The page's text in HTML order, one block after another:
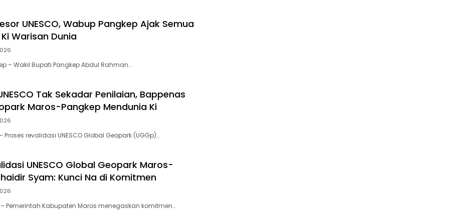
UNESCO, Wabup Pangkep Ajak Semua
Warisan Dunia
– Wakil Bupati Pangkep Abdul Rahman…
Tak Sekadar Penilaian, Bappenas
Maros-Pangkep Mendunia Ki
Proses revalidasi UNESCO Global Geopark (UGGp)…
UNESCO Global Geopark Maros-
Syam: Kunci Na di Komitmen
– Pemerintah Kabupaten Maros menegaskan komitmen…